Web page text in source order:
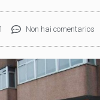
Non hai comentarios